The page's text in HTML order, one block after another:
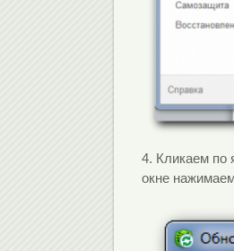
4. Кликаем по
окне